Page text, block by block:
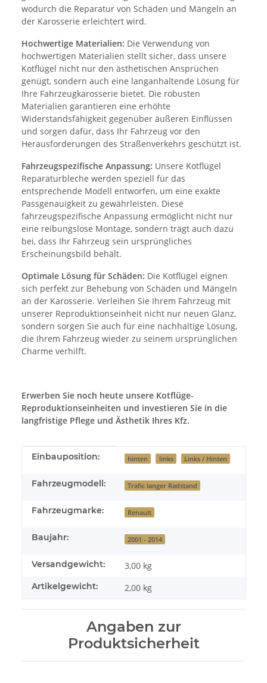
wodurch die Reparatur von Schäden und Mängeln an
der Karosserie erleichtert wird.
Hochwertige Materialien: Die Verwendung von
hochwertigen Materialien stellt sicher, dass unsere
Kotflügel nicht nur den ästhetischen Ansprüchen
genügt, sondern auch eine langanhaltende Lösung für
Ihre Fahrzeugkarosserie bietet. Die robusten
Materialien garantieren eine erhöhte
Widerstandsfähigkeit gegenüber äußeren Einflüssen
und sorgen dafür, dass Ihr Fahrzeug vor den
Herausforderungen des Straßenverkehrs geschützt ist.
Fahrzeugspezifische Anpassung: Unsere Kotflügel
Reparaturbleche werden speziell für das
entsprechende Modell entworfen, um eine exakte
Passgenauigkeit zu gewährleisten. Diese
fahrzeugspezifische Anpassung ermöglicht nicht nur
eine reibungslose Montage, sondern trägt auch dazu
bei, dass Ihr Fahrzeug sein ursprüngliches
Erscheinungsbild behält.
Optimale Lösung für Schäden: Die Kotflügel eignen
sich perfekt zur Behebung von Schäden und Mängeln
an der Karosserie. Verleihen Sie Ihrem Fahrzeug mit
unserer Reproduktionseinheit nicht nur neuen Glanz,
sondern sorgen Sie auch für eine nachhaltige Lösung,
die Ihrem Fahrzeug wieder zu seinem ursprünglichen
Charme verhilft.
Erwerben Sie noch heute unsere Kotflüge-
Reproduktionseinheiten und investieren Sie in die
langfristige Pflege und Ästhetik Ihres Kfz.
Produkteigenschaft
Wert
Einbauposition: hinten links Links / Hinten
Fahrzeugmodell: Trafic langer Radstand
Fahrzeugmarke: Renault
Baujahr: 2001 - 2014
Versandgewicht: 3,00 kg
Artikelgewicht: 2,00 kg
Angaben zur
Produktsicherheit